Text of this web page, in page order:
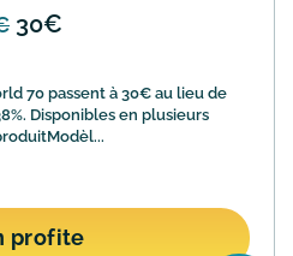
30€
70 passent à 30€ au lieu de
Disponibles en plusieurs
profite